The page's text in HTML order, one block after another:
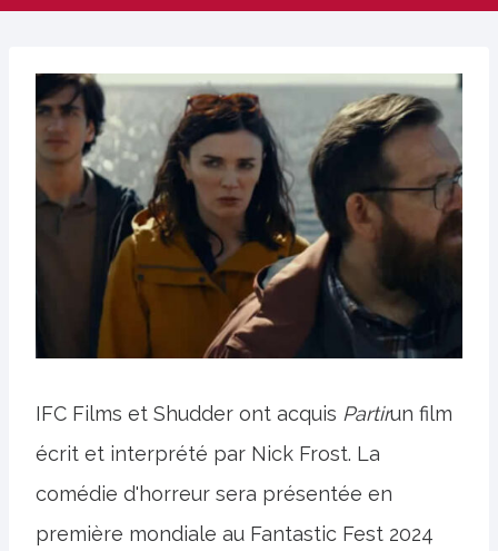
IFC Films et Shudder ont acquis Partirun film
écrit et interprété par Nick Frost. La
comédie d'horreur sera présentée en
première mondiale au Fantastic Fest 2024